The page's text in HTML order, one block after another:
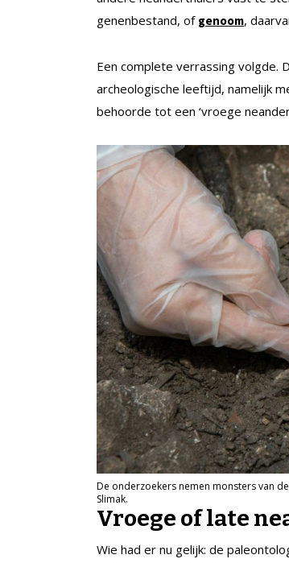
genenbestand, of genoom,
Een complete verrassing volgde.
archeologische leeftijd, namelijk
behoorde tot een ‘vroege
De onderzoekers nemen monsters van
Slimak.
Vroege of late
Wie had er nu gelijk: de